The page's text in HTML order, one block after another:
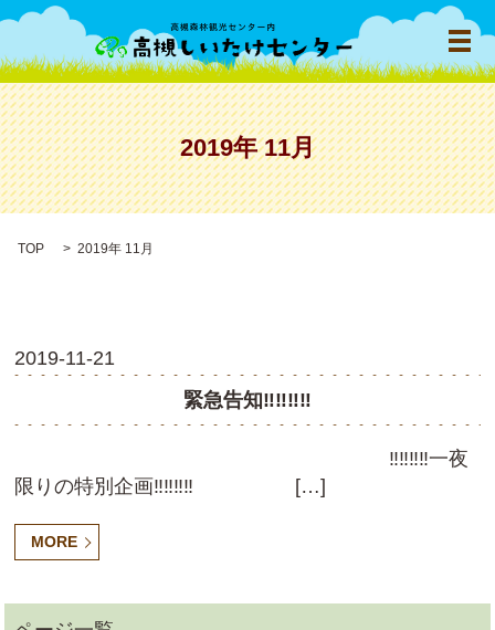
メ
2019年 11月
TOP 2019年 11月
2019-11-21
緊急告知‼‼‼‼
‼‼‼‼一夜
限りの特別企画‼‼‼‼ […]
MORE